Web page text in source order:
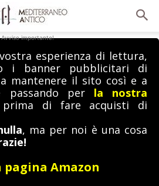
Avviso importante!
esperienza di lettura,
i banner pubblicitari di
mantenere il sito così e a
passando per la nostra
prima di fare acquisti di
, ma per noi è una cosa
pagina Amazon